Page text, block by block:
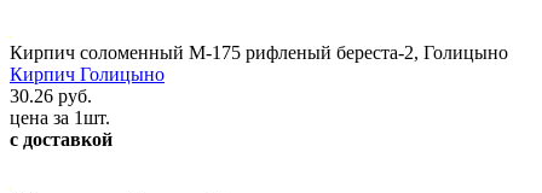
Кирпич соломенный М-175 рифленый береста-2, Голицыно
Кирпич Голицыно
30.26 руб.
цена за 1шт.
с доставкой